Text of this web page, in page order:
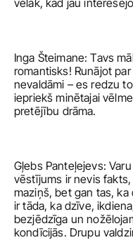
vēlāk, kad jau
Inga Šteimane: Tavs
romantisks! Runājot
nevaldāmi – es redzu
iepriekš minētajai
pretējību drāma.
Gļebs Panteļejevs:
vēstījums ir nevis
maziņš, bet gan tas, ka
ir tāda, ka dzīve,
bezjēdzīga un
kondīcijās. Drupu